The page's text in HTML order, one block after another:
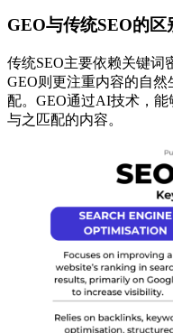
GEO与传统SEO的区
传统SEO主要依赖关键词
GEO则更注重内容的自
配。GEO通过AI技术，
与之匹配的内容。